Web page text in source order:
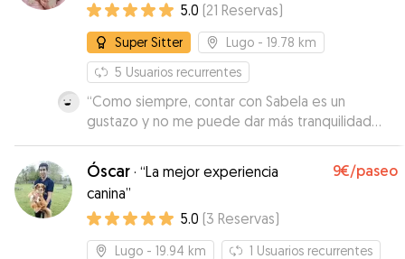
5.0 (21 Reservas)
Super Sitter Lugo - 19.78 km
5 Usuarios recurrentes
“Como siempre, contar con Sabela es un
gustazo y no me puede dar más tranquilidad
dejar a Nico con ella! Siempre me informa de
como está él, con fotos y videos . Lo saca de
paseo a menudo y se encarga de darle su
tratamiento porque ,mi pobre Nico siempre está
con medicación por algún tema. Muchas gracias
Sabela, es un lujo poder contar contigo 😊”
Óscar · “La mejor experiencia
canina”
9€/paseo
5.0 (3 Reservas)
Lugo - 19.94 km 1 Usuarios recurrentes